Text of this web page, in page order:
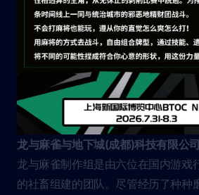
龙与麻雀与地下城(成都)科技有限公司
龙与麻雀制作组是由六位在国内游戏
的社畜组建的团队。尽管经历了种种